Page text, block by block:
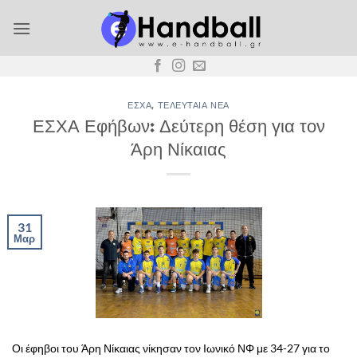
στο
ΕΣΧΑ, ΤΕΛΕΥΤΑΊΑ ΝΈΑ
ΕΣΧΑ Εφήβων: Δεύτερη θέση για τον
Άρη Νίκαιας
31
Μαρ
Οι έφηβοι του Άρη Νίκαιας νίκησαν τον Ιωνικό ΝΦ με 34-27 για το